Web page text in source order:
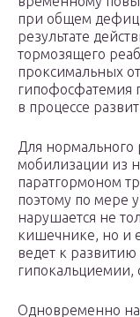
при общем
результате
тормозящего
проксимальных
гипофосфатемия
в процессе
Для нормального
мобилизации из
паратгормоном
поэтому по мере
нарушается не
кишечнике, но и
ведет к развитию
гипокальциемии,
Одновременно